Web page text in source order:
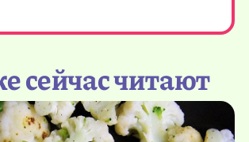
сейчас читают